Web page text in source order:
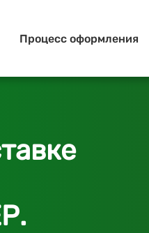
Процесс оформления